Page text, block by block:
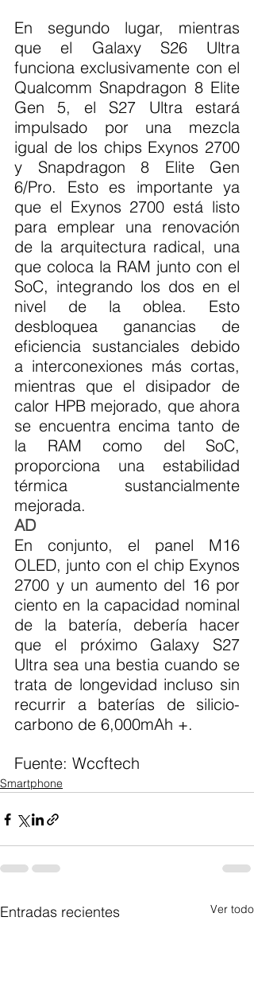
En segundo lugar, mientras
que el Galaxy S26 Ultra
funciona exclusivamente con el
Qualcomm Snapdragon 8 Elite
Gen 5, el S27 Ultra estará
impulsado por una mezcla
igual de los chips Exynos 2700
y Snapdragon 8 Elite Gen
6/Pro. Esto es importante ya
que el Exynos 2700 está listo
para emplear una renovación
de la arquitectura radical, una
que coloca la RAM junto con el
SoC, integrando los dos en el
nivel de la oblea. Esto
desbloquea ganancias de
eficiencia sustanciales debido
a interconexiones más cortas,
mientras que el disipador de
calor HPB mejorado, que ahora
se encuentra encima tanto de
la RAM como del SoC,
proporciona una estabilidad
térmica sustancialmente
mejorada.
AD
En conjunto, el panel M16
OLED, junto con el chip Exynos
2700 y un aumento del 16 por
ciento en la capacidad nominal
de la batería, debería hacer
que el próximo Galaxy S27
Ultra sea una bestia cuando se
trata de longevidad incluso sin
recurrir a baterías de silicio-
carbono de 6,000mAh +.
Fuente: Wccftech
Smartphone
Entradas recientes Ver todo